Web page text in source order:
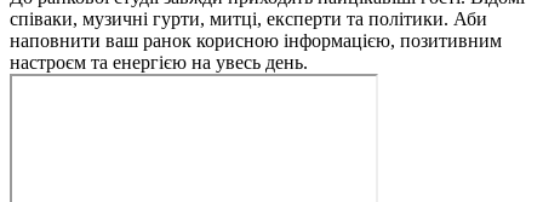
співаки, музичні гурти, митці, експерти та політики. Аби
наповнити ваш ранок корисною інформацією, позитивним
настроєм та енергією на увесь день.